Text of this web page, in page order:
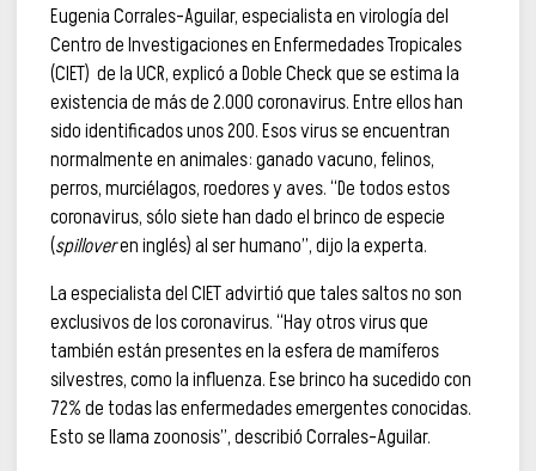
Eugenia Corrales-Aguilar, especialista en virología del
Centro de Investigaciones en Enfermedades Tropicales
(CIET) de la UCR, explicó a Doble Check que se estima la
existencia de más de 2.000 coronavirus. Entre ellos han
sido identificados unos 200. Esos virus se encuentran
normalmente en animales: ganado vacuno, felinos,
perros, murciélagos, roedores y aves. “De todos estos
coronavirus, sólo siete han dado el brinco de especie
(spilloveren inglés) al ser humano”, dijo la experta.
La especialista del CIET advirtió que tales saltos no son
exclusivos de los coronavirus. “Hay otros virus que
también están presentes en la esfera de mamíferos
silvestres, como la influenza. Ese brinco ha sucedido con
72% de todas las enfermedades emergentes conocidas.
Esto se llama zoonosis”, describió Corrales-Aguilar.